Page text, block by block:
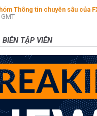
Thông tin chuyên sâu của
TẬP VIÊN